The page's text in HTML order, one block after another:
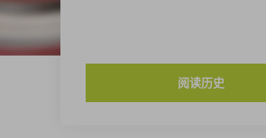
阅读历史